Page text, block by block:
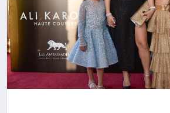
SAĞLIK
EĞITIM